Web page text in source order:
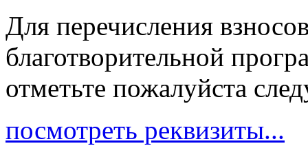
Для перечисления
благотворительной
отметьте пожалуйста
посмотреть реквизиты...